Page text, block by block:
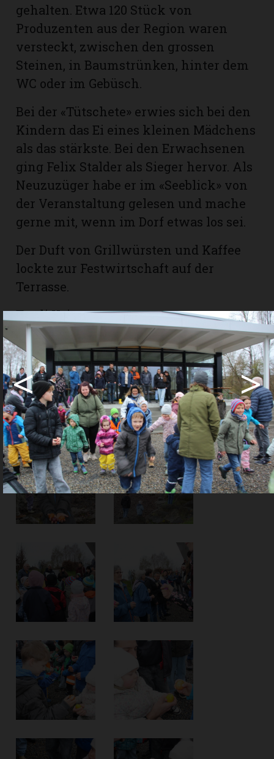
gehalten. Etwa 120 Stück von
Produzenten aus der Region waren
versteckt, zwischen den grossen
Steinen, in Baumstrünken, hinter dem
WC oder im Gebüsch.
Bei der «Tütschete» erwies sich bei den
Kindern das Ei eines kleinen Mädchens
als das stärkste. Bei den Erwachsenen
ging Felix Stalder als Sieger hervor. Als
Neuzuzüger habe er im «Seeblick» von
der Veranstaltung gelesen und mache
gerne mit, wenn im Dorf etwas los sei.
Der Duft von Grillwürsten und Kaffee
lockte zur Festwirtschaft auf der
Terrasse.
Trudi Krieg
< >